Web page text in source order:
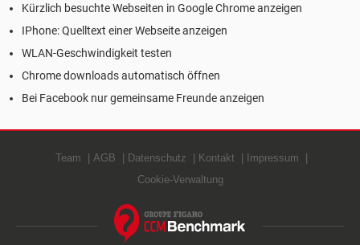
Kürzlich besuchte Webseiten in Google Chrome anzeigen
IPhone: Quelltext einer Webseite anzeigen
WLAN-Geschwindigkeit testen
Chrome downloads automatisch öffnen
Bei Facebook nur gemeinsame Freunde anzeigen
Team AGB Datenschutz Kontakt
Impressum
Cookie-Verwaltung